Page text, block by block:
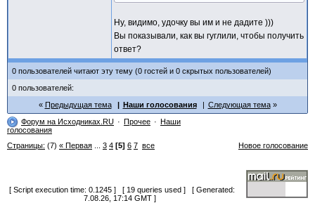
Ну, видимо, удочку вы им и не дадите )))
Вы показывали, как вы гуглили, чтобы получить
ответ?
0 пользователей читают эту тему (0 гостей и 0 скрытых пользователей)
0 пользователей:
Предыдущая тема
Наши голосования
Следующая тема
Форум на Исходниках.RU
Прочее
Наши
голосования
Страницы: (7) « Первая 3 4 [5] 6 7 все Новое голосование
[ Script execution time: 0.1245 ] [ 19 queries used ] [ Generated:
7.08.26, 17:14 GMT ]